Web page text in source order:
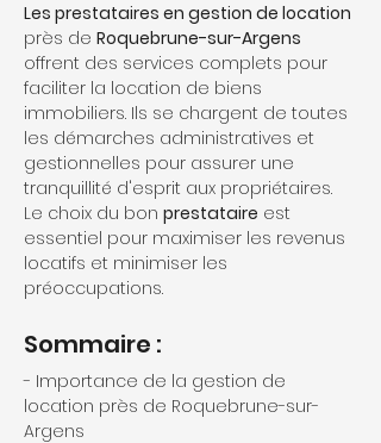
Les prestataires en gestion de location
près de Roquebrune-sur-Argens
offrent des services complets pour
faciliter la location de biens
immobiliers. Ils se chargent de toutes
les démarches administratives et
gestionnelles pour assurer une
tranquillité d'esprit aux propriétaires.
Le choix du bon prestataire est
essentiel pour maximiser les revenus
locatifs et minimiser les
préoccupations.
Sommaire :
- Importance de la gestion de
location près de Roquebrune-sur-
Argens